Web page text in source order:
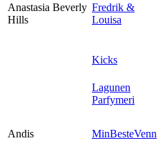
Anastasia Beverly
Hills
Fredrik &
Louisa
Kicks
Lagunen
Parfymeri
Andis MinBesteVenn